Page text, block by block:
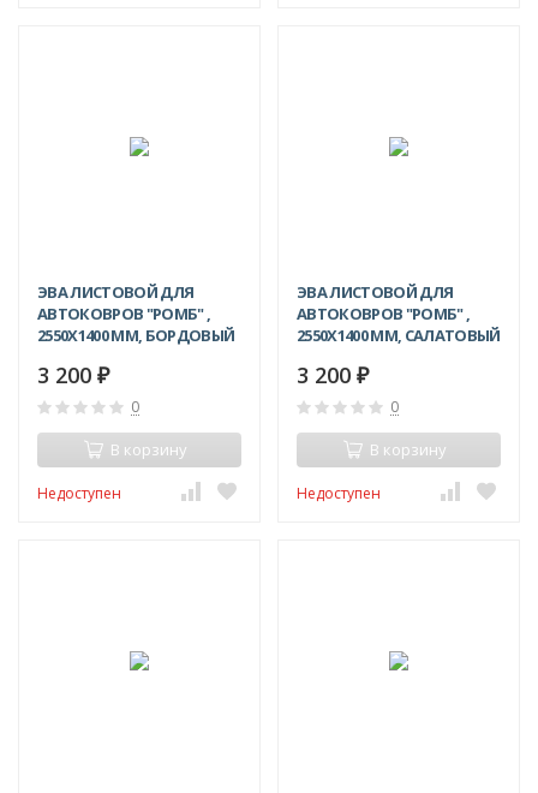
ЭВА ЛИСТОВОЙ ДЛЯ
АВТОКОВРОВ "РОМБ" ,
2550Х1400 ММ, БОРДОВЫЙ
3 200 ₽
0
В корзину
Недоступен
ЭВА ЛИСТОВОЙ ДЛЯ
АВТОКОВРОВ "РОМБ" ,
2550Х1400 ММ, САЛАТОВЫЙ
3 200 ₽
0
В корзину
Недоступен